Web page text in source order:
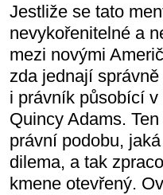
Jestliže se tato
nevykořenitelné a
mezi novými
zda jednají
i právník působící
Quincy Adams.
právní podobu,
dilema, a tak
kmene otevřený.